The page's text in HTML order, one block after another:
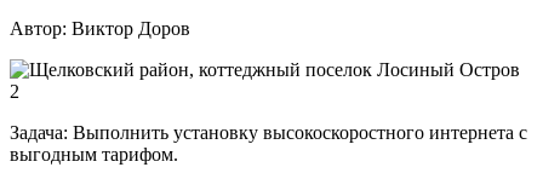
Автор: Виктор Доров
Задача: Выполнить установку высокоскоростного интернета с
выгодным тарифом.